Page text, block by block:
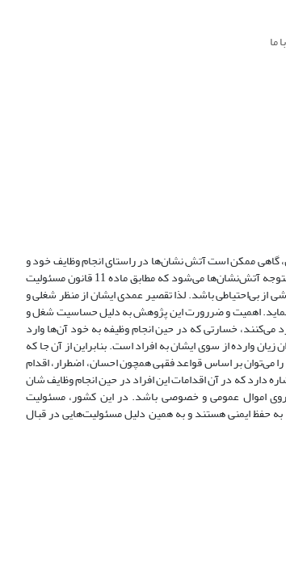
ما
گاهیممکناستآتشنشان‌هادرراستایانجام وظایفخودو
آتش‌نشان‌هامی‌شود که مطابق ماده 11 قانون مسئولیت
از بی‌احتیاطیباشد. لذا تقصیر عمدی ایشان از منظر شغلی و
نماید. اهمیت و ضررورت این پژوهش به دلیل حساسیت شغل و
می‌کنند،خسارتیکهدرحینانجام وظیفهبهخودآن‌هاوارد
وارده از سوی ایشان به افراد است. بنابراین ازآن جا که
می‌توان بر اساس قواعد فقهی همچون احسان، اضطرار، اقدام
دارد که در آن اقدامات این افراد در حین انجام وظایف شان
اموال عمومی و خصوصی باشد. در این کشور، مسئولیت
حفظ ایمنی هستند و به همین دلیل مسئولیت‌هایی در قبال